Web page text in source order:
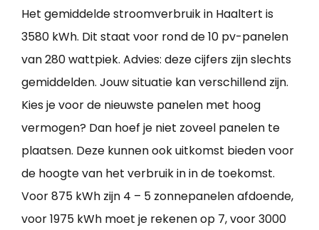
Het gemiddelde stroomverbruik in Haaltert is
3580 kWh. Dit staat voor rond de 10 pv-panelen
van 280 wattpiek. Advies: deze cijfers zijn slechts
gemiddelden. Jouw situatie kan verschillend zijn.
Kies je voor de nieuwste panelen met hoog
vermogen? Dan hoef je niet zoveel panelen te
plaatsen. Deze kunnen ook uitkomst bieden voor
de hoogte van het verbruik in in de toekomst.
Voor 875 kWh zijn 4 – 5 zonnepanelen afdoende,
voor 1975 kWh moet je rekenen op 7, voor 3000